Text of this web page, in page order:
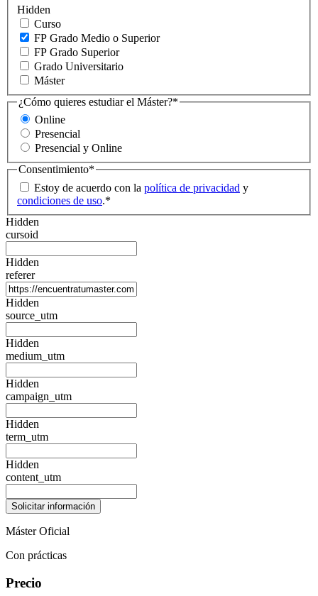
Hidden
Curso
FP Grado Medio o Superior
FP Grado Superior
Grado Universitario
Máster
¿Cómo quieres estudiar el Máster?*
Online
Presencial
Presencial y Online
Consentimiento*
Estoy de acuerdo con la política de privacidad y
condiciones de uso.*
Hidden
cursoid
Hidden
referer
Hidden
source_utm
Hidden
medium_utm
Hidden
campaign_utm
Hidden
term_utm
Hidden
content_utm
Máster Oficial
Con prácticas
Precio